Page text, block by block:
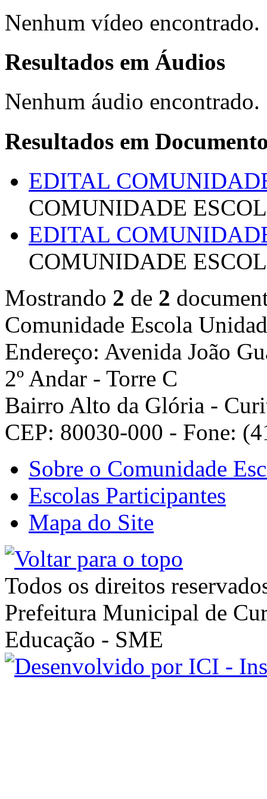
Nenhum vídeo encontrado.
Resultados em Áudios
Nenhum áudio encontrado.
Resultados em
EDITAL
COMUNIDADE
EDITAL
COMUNIDADE
Mostrando 2 de 2
Comunidade Escola
Endereço: Avenida João
2º Andar - Torre C
Bairro Alto da Glória -
CEP: 80030-000 - Fone:
Sobre o Comunidade
Escolas Participantes
Mapa do Site
Todos os direitos
Prefeitura Municipal de
Educação - SME